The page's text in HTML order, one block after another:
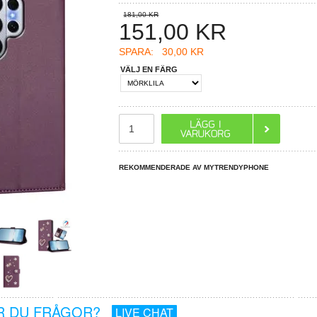
181,00 KR
151,00 KR
SPARA: 30,00 KR
VÄLJ EN FÄRG
REKOMMENDERADE AV MYTRENDYPHONE
DU FRÅGOR? LIVE CHAT